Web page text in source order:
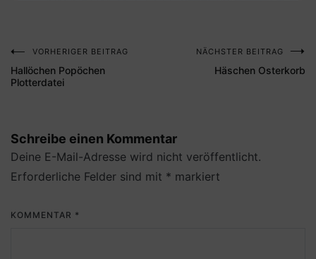
Beitragsnavigation
VORHERIGER BEITRAG
Hallöchen Popöchen
Plotterdatei
NÄCHSTER BEITRAG
Häschen Osterkorb
Schreibe einen Kommentar
Deine E-Mail-Adresse wird nicht veröffentlicht.
Erforderliche Felder sind mit * markiert
KOMMENTAR *